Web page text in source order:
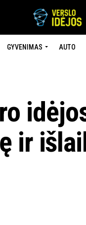
GYVENIMAS AUTO
ir